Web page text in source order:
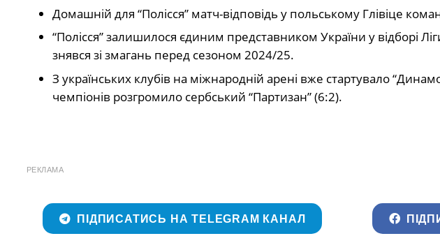
Домашній для “Полісся” матч-відповідь у польському Глівіце
“Полісся” залишилося єдиним представником України у відборі
знявся зі змагань перед сезоном 2024/25.
З українських клубів на міжнародній арені вже стартувало
чемпіонів розгромило сербський “Партизан” (6:2).
РЕКЛАМА
ПІДПИСАТИСЬ НА TELEGRAM КАНАЛ